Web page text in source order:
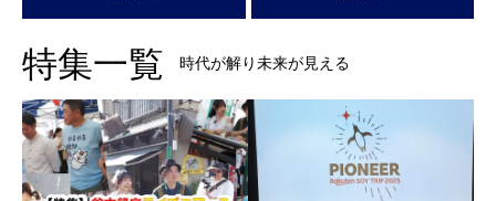
特集一覧 時代が解り未来が見える